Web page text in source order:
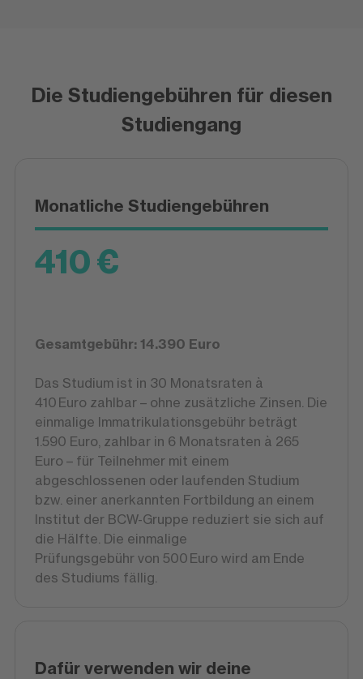
Die Studiengebühren für diesen
Studiengang
Monatliche Studiengebühren
410 €
Gesamtgebühr: 14.390 Euro
Das Studium ist in 30 Monatsraten à
410 Euro zahlbar – ohne zusätzliche Zinsen. Die
einmalige Immatrikulationsgebühr beträgt
1.590 Euro, zahlbar in 6 Monatsraten à 265
Euro – für Teilnehmer mit einem
abgeschlossenen oder laufenden Studium
bzw. einer anerkannten Fortbildung an einem
Institut der BCW-Gruppe reduziert sie sich auf
die Hälfte. Die einmalige
Prüfungsgebühr von 500 Euro wird am Ende
des Studiums fällig.
Dafür verwenden wir deine